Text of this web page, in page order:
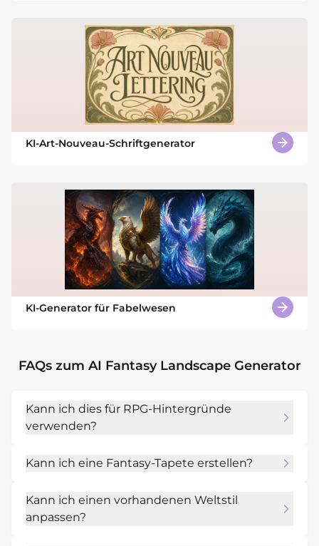
KI-Art-Nouveau-Schriftgenerator
KI-Generator für Fabelwesen
FAQs zum AI Fantasy Landscape Generator
Kann ich dies für RPG-Hintergründe
verwenden?
den Standpunkt der Begegnung und
Sitzungsreferenzen oder VTT-Handouts.
Kann ich eine Fantasy-Tapete erstellen?
klaren Fokus und dem Seitenverhältnis, das
du für Desktop- oder Mobil-Hintergrundbilder
Kann ich einen vorhandenen Weltstil
anpassen?